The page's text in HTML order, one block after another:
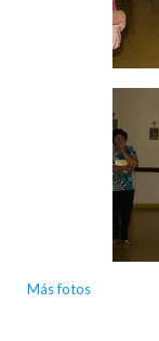
Más fotos